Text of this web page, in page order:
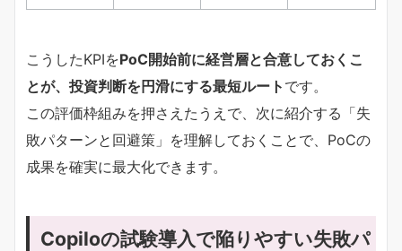
こうしたKPIをPoC開始前に経営層と合意しておくこ
とが、投資判断を円滑にする最短ルート です。
この評価枠組みを押さえたうえで、次に紹介する「失
敗パターンと回避策」を理解しておくことで、PoCの
成果を確実に最大化できます。
Copiloの試験導入で陥りやすい失敗パ